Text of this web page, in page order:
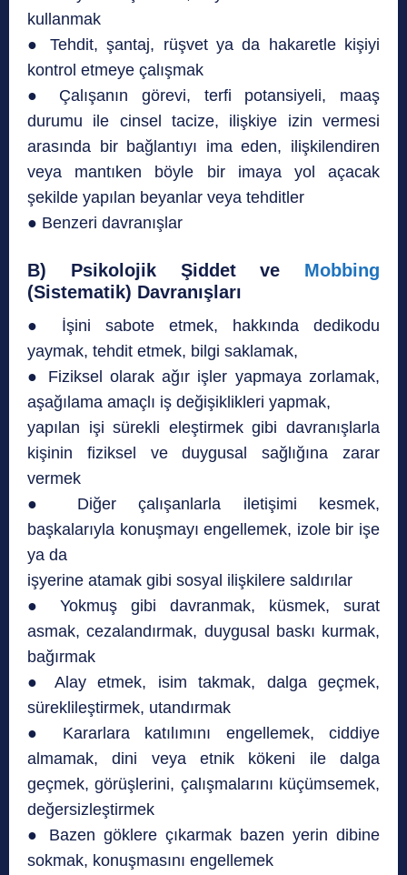
kullanmak
● Tehdit, şantaj, rüşvet ya da hakaretle kişiyi
kontrol etmeye çalışmak
● Çalışanın görevi, terfi potansiyeli, maaş
durumu ile cinsel tacize, ilişkiye izin vermesi
arasında bir bağlantıyı ima eden, ilişkilendiren
veya mantıken böyle bir imaya yol açacak
şekilde yapılan beyanlar veya tehditler
● Benzeri davranışlar
B) Psikolojik Şiddet ve Mobbing
(Sistematik) Davranışları
● İşini sabote etmek, hakkında dedikodu
yaymak, tehdit etmek, bilgi saklamak,
● Fiziksel olarak ağır işler yapmaya zorlamak,
aşağılama amaçlı iş değişiklikleri yapmak,
yapılan işi sürekli eleştirmek gibi davranışlarla
kişinin fiziksel ve duygusal sağlığına zarar
vermek
● Diğer çalışanlarla iletişimi kesmek,
başkalarıyla konuşmayı engellemek, izole bir işe
ya da
işyerine atamak gibi sosyal ilişkilere saldırılar
● Yokmuş gibi davranmak, küsmek, surat
asmak, cezalandırmak, duygusal baskı kurmak,
bağırmak
● Alay etmek, isim takmak, dalga geçmek,
süreklileştirmek, utandırmak
● Kararlara katılımını engellemek, ciddiye
almamak, dini veya etnik kökeni ile dalga
geçmek, görüşlerini, çalışmalarını küçümsemek,
değersizleştirmek
● Bazen göklere çıkarmak bazen yerin dibine
sokmak, konuşmasını engellemek